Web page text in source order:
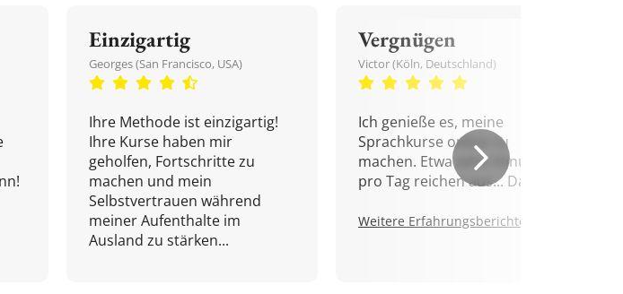
Einzigartig
Georges (San Francisco, USA)
Ihre Methode ist einzigartig!
Ihre Kurse haben mir
geholfen, Fortschritte zu
machen und mein
Selbstvertrauen während
meiner Aufenthalte im
Ausland zu stärken...
Vergnügen
Victor (Köln, Deutschland)
Ich genieße es, meine
Sprachkurse online zu
machen. Etwa zehn Minuten
pro Tag reichen aus... Danke!
Weitere Erfahrungsberichte.